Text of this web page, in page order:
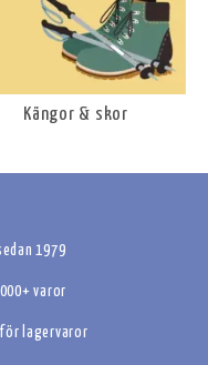
Kängor & skor
1979
varor
lagervaror